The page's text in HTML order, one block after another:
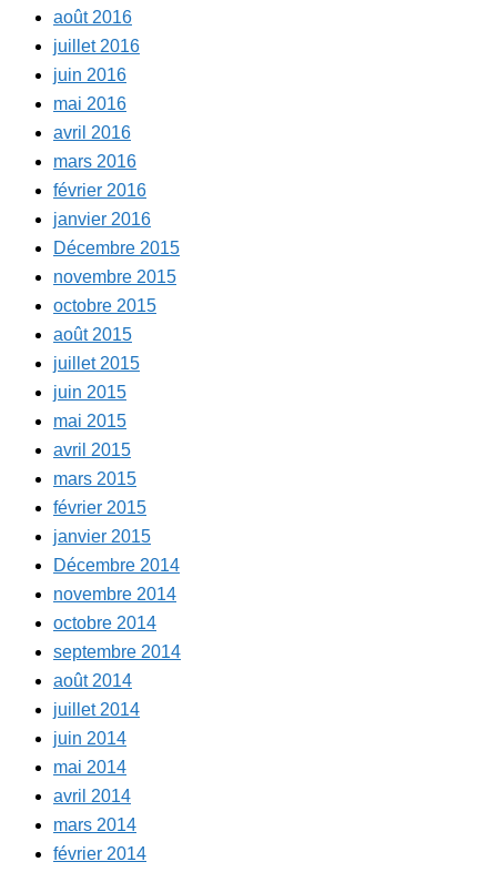
août 2016
juillet 2016
juin 2016
mai 2016
avril 2016
mars 2016
février 2016
janvier 2016
Décembre 2015
novembre 2015
octobre 2015
août 2015
juillet 2015
juin 2015
mai 2015
avril 2015
mars 2015
février 2015
janvier 2015
Décembre 2014
novembre 2014
octobre 2014
septembre 2014
août 2014
juillet 2014
juin 2014
mai 2014
avril 2014
mars 2014
février 2014